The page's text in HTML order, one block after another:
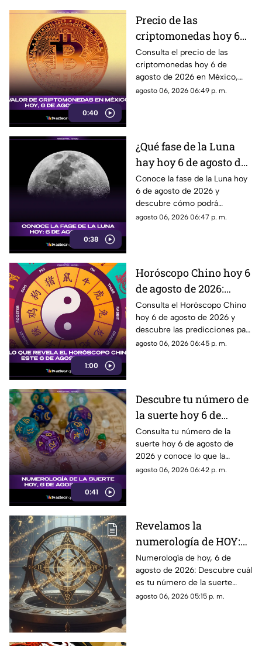
0:40
Precio de las
criptomonedas hoy 6
de agosto de 2026 en
México: Bitcoin,
Ethereum y más
Consulta el precio de las
criptomonedas hoy 6 de
agosto de 2026 en México,
con las cotizaciones de
agosto 06, 2026 06:49 p. m.
0:38
¿Qué fase de la Luna
hay hoy 6 de agosto de
2026? Descubre cómo
se verá el satélite esta
noche
Conoce la fase de la Luna hoy
6 de agosto de 2026 y
descubre cómo podrá
observarse el satélite natural
agosto 06, 2026 06:47 p. m.
1:00
Horóscopo Chino hoy 6
de agosto de 2026:
predicciones para cada
signo del zodiaco chino
Consulta el Horóscopo Chino
hoy 6 de agosto de 2026 y
descubre las predicciones para
el amor, dinero, salud y trabajo.
agosto 06, 2026 06:45 p. m.
0:41
Descubre tu número de
la suerte hoy 6 de
agosto de 2026 según la
numerología y su
significado
Consulta tu número de la
suerte hoy 6 de agosto de
2026 y conoce lo que la
numerología revela para este
agosto 06, 2026 06:42 p. m.
Revelamos la
numerología de HOY:
Conoce el número de la
suerte de este jueves 6
de agosto de 2026, para
cada signo del zodiaco
Numerología de hoy, 6 de
agosto de 2026: Descubre cuál
es tu número de la suerte
según tu signo zodiacal.
agosto 06, 2026 05:15 p. m.